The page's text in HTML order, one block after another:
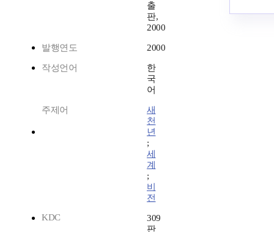
출
판,
2000
발행연도 2000
작성언어
한
국
어
주제어
새
천
년
;
세
계
;
비
전
KDC
309
판